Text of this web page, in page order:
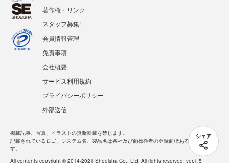
シェア
著作権・リンク
スタッフ募集!
会員情報管理
免責事項
会社概要
サービス利用規約
プライバシーポリシー
外部送信
掲載記事、写真、イラストの無断転載を禁じます。
記載されているロゴ、システム名、製品名は各社及び商標権者の登録商標あるいは商標で
す。
All contents copyright © 2014-2021 Shoeisha Co., Ltd. All rights reserved. ver.1.5